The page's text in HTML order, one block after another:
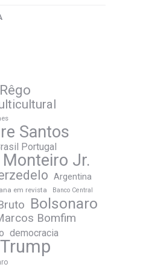
Santos
Portugal
Jr.
Argentina
em revista Banco Central
Bolsonaro
Bomfim
democracia